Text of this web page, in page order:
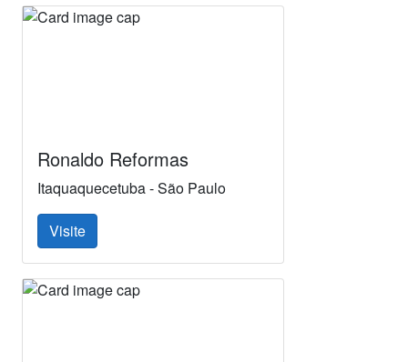
Ronaldo Reformas
Itaquaquecetuba - São Paulo
Visite